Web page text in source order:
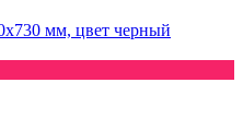
мм, цвет черный